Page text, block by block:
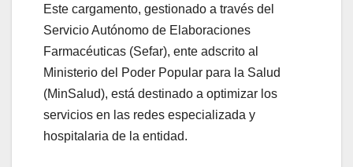
Este cargamento, gestionado a través del
Servicio Autónomo de Elaboraciones
Farmacéuticas (Sefar), ente adscrito al
Ministerio del Poder Popular para la Salud
(MinSalud), está destinado a optimizar los
servicios en las redes especializada y
hospitalaria de la entidad.